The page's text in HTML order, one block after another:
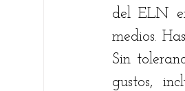
del ELN
medios.
Sin
gustos,